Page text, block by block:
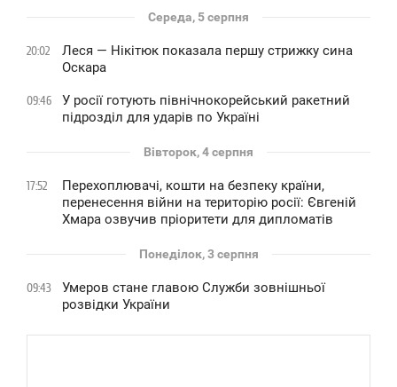
Середа, 5 серпня
20:02
Леся — Нікітюк показала першу стрижку сина
Оскара
09:46
У росії готують північнокорейський ракетний
підрозділ для ударів по Україні
Вівторок, 4 серпня
17:52
Перехоплювачі, кошти на безпеку країни,
перенесення війни на територію росії: Євгеній
Хмара озвучив пріоритети для дипломатів
Понеділок, 3 серпня
09:43
Умеров стане главою Служби зовнішньої
розвідки України